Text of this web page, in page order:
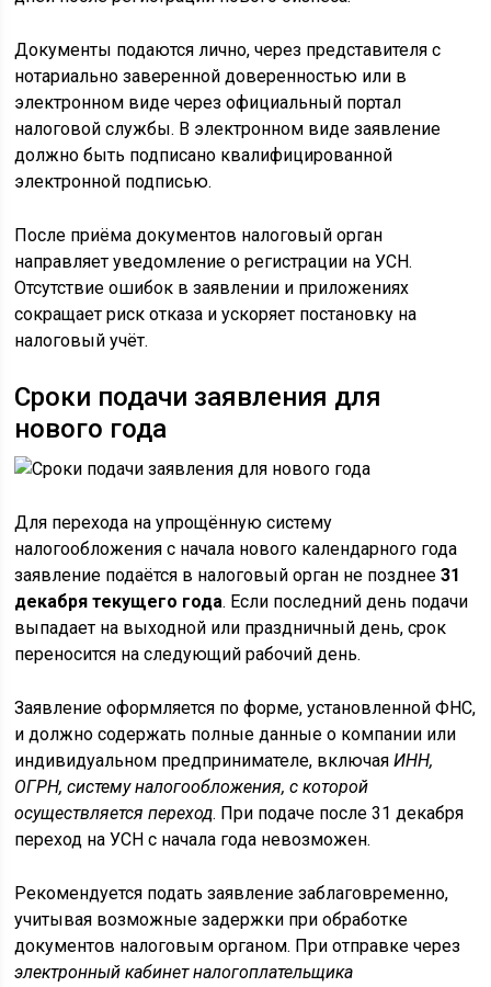
Документы подаются лично, через представителя с
нотариально заверенной доверенностью или в
электронном виде через официальный портал
налоговой службы. В электронном виде заявление
должно быть подписано квалифицированной
электронной подписью.
После приёма документов налоговый орган
направляет уведомление о регистрации на УСН.
Отсутствие ошибок в заявлении и приложениях
сокращает риск отказа и ускоряет постановку на
налоговый учёт.
Сроки подачи заявления для
нового года
Для перехода на упрощённую систему
налогообложения с начала нового календарного года
заявление подаётся в налоговый орган не позднее31
декабря текущего года. Если последний день подачи
выпадает на выходной или праздничный день, срок
переносится на следующий рабочий день.
Заявление оформляется по форме, установленной ФНС,
и должно содержать полные данные о компании или
индивидуальном предпринимателе, включаяИНН,
ОГРН, систему налогообложения, с которой
осуществляется переход. При подаче после 31 декабря
переход на УСН с начала года невозможен.
Рекомендуется подать заявление заблаговременно,
учитывая возможные задержки при обработке
документов налоговым органом. При отправке через
электронный кабинет налогоплательщика